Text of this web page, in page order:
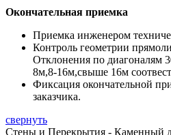
Окончательная приемка
Приемка инженером
Контроль геометрии
Отклонения по диагоналям
8м,8-16м,свыше 16м
Фиксация окончательной
заказчика.
свернуть
Стены и Перекрытия - Каменный